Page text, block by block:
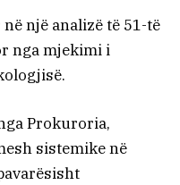
një analizë të 51-të
nga mjekimi i
Prokuroria,
sistemike në